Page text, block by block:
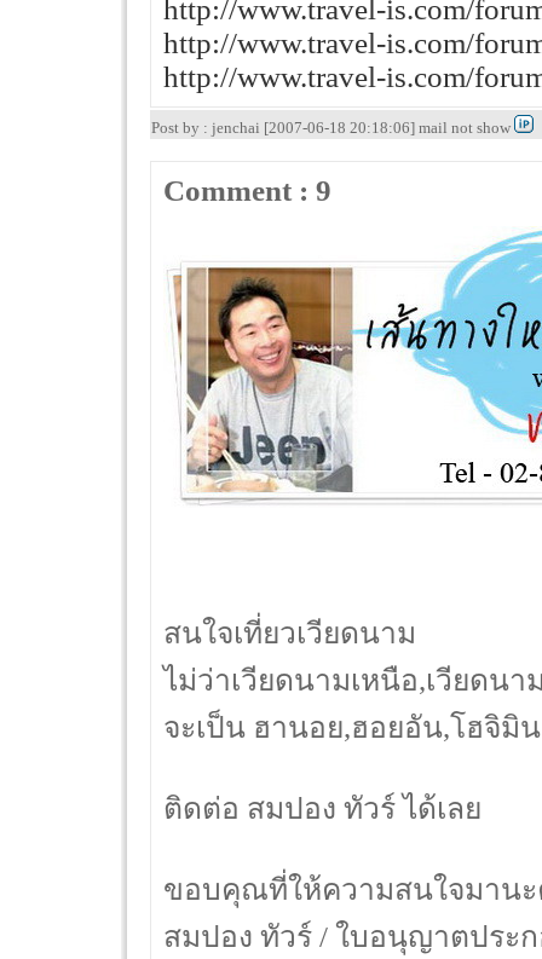
http://www.travel-is.com/
http://www.travel-is.com/
http://www.travel-is.com/
Post by : jenchai [2007-06-18 20:18:06] mail not show
Comment : 9
สนใจเที่ยวเวียดนาม
ไม่ว่าเวียดนามเหนือ,เวียดนา
จะเป็น ฮานอย,ฮอยอัน,โฮจิมิ
ติดต่อ สมปอง ทัวร์ ได้เลย
ขอบคุณที่ให้ความสนใจมาน
สมปอง ทัวร์ / ใบอนุญาตประก